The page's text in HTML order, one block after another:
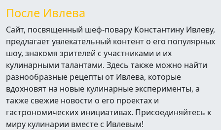
После Ивлева
Сайт, посвященный шеф-повару Константину Ивлеву,
предлагает увлекательный контент о его популярных
шоу, знакомя зрителей с участниками и их
кулинарными талантами. Здесь также можно найти
разнообразные рецепты от Ивлева, которые
вдохновят на новые кулинарные эксперименты, а
также свежие новости о его проектах и
гастрономических инициативах. Присоединяйтесь к
миру кулинарии вместе с Ивлевым!